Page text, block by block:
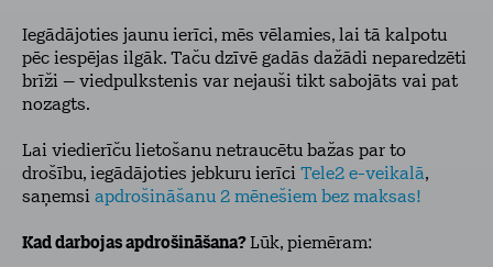
Iegādājoties jaunu ierīci, mēs vēlamies, lai tā kalpotu
pēc iespējas ilgāk. Taču dzīvē gadās dažādi neparedzēti
brīži – viedpulkstenis var nejauši tikt sabojāts vai pat
nozagts.
Lai viedierīču lietošanu netraucētu bažas par to
drošību, iegādājoties jebkuru ierīci Tele2 e-veikalā,
saņemsi apdrošināšanu 2 mēnešiem bez maksas!
Kad darbojas apdrošināšana?Lūk, piemēram: